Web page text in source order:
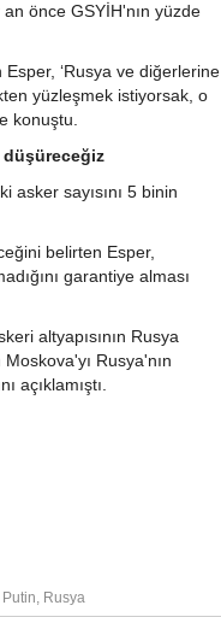
önce GSYİH'nın yüzde
‘Rusya ve diğerlerine
yüzleşmek istiyorsak, o
konuştu.
düşüreceğiz
asker sayısını 5 binin
belirten Esper,
garantiye alması
altyapısının Rusya
Rusya'nın
açıklamıştı.
Putin Rusya